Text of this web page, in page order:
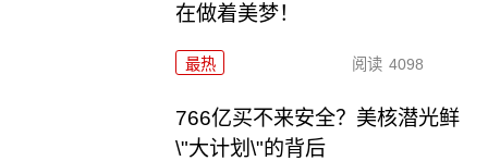
在做着美梦！
最热 阅读 4098
766亿买不来安全？美核潜光鲜
\"大计划\"的背后